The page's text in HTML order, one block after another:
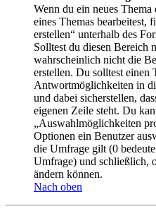
Wenn du ein neues
eines Themas bearbeitest,
erstellen“ unterhalb des
Solltest du diesen Bereich
wahrscheinlich nicht die
erstellen. Du solltest einen
Antwortmöglichkeiten in
und dabei sicherstellen,
eigenen Zeile steht. Du
„Auswahlmöglichkeiten
Optionen ein Benutzer
die Umfrage gilt (0
Umfrage) und schließlich,
ändern können.
Nach oben